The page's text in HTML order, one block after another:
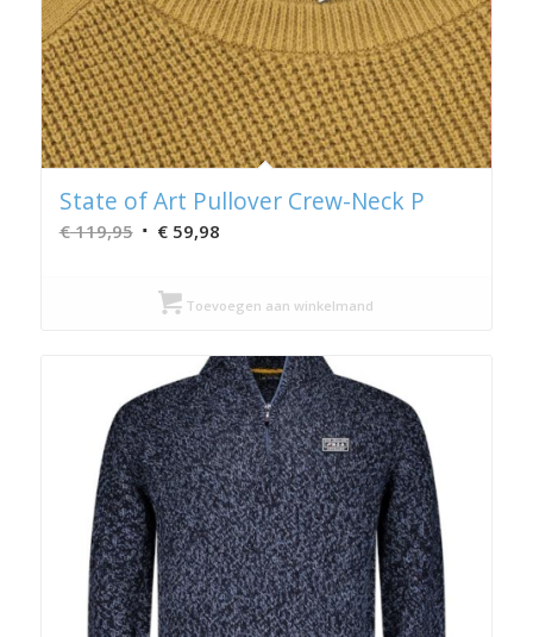
State of Art Pullover Crew-Neck P
€119,95 Oorspronkelijke
was:
€ 119,95.
€59,98Huidige
€ 59,98.
Toevoegen aan winkelmand